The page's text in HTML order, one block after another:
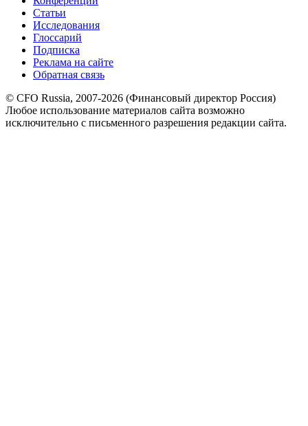
Статьи
Исследования
Глоссарий
Подписка
Реклама на сайте
Обратная связь
© CFO Russia, 2007-2026 (Финансовый директор Россия)
Любое использование материалов сайта возможно
исключительно с письменного разрешения редакции сайта.